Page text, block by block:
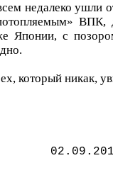
недалеко ушли
ВПК,
Японии, с
который никак,